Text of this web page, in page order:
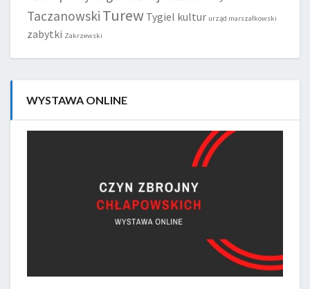
Taczanowski Turew Tygiel kultur urząd marszałkowski
zabytki Zakrzewski
WYSTAWA ONLINE